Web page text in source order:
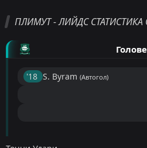
ПЛИМУТ - ЛИЙДС СТАТИСТИКА
Голове
'18 ︎ S. Byram (Автогол)